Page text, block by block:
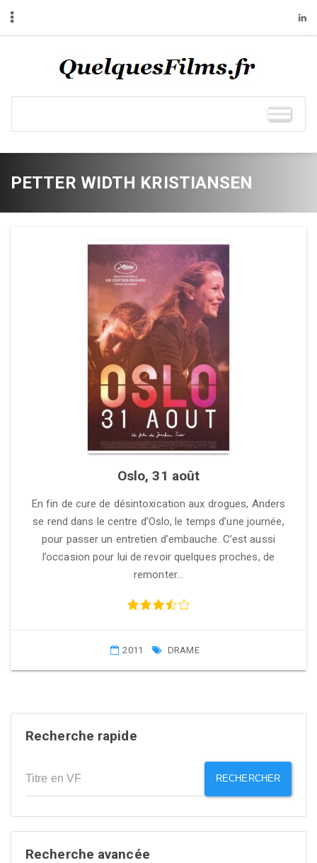
PETTER WIDTH KRISTIANSEN
Oslo, 31 août
En fin de cure de désintoxication aux drogues, Anders
se rend dans le centre d’Oslo, le temps d’une journée,
pour passer un entretien d’embauche. C’est aussi
l’occasion pour lui de revoir quelques proches, de
remonter…
2011 DRAME
Recherche rapide
RECHERCHER
Recherche avancée